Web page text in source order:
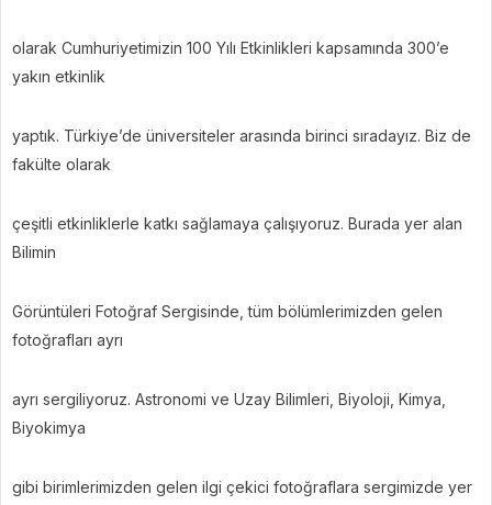
olarak Cumhuriyetimizin 100 Yılı Etkinlikleri kapsamında 300’e
yakın etkinlik
yaptık. Türkiye’de üniversiteler arasında birinci sıradayız. Biz de
fakülte olarak
çeşitli etkinliklerle katkı sağlamaya çalışıyoruz. Burada yer alan
Bilimin
Görüntüleri Fotoğraf Sergisinde, tüm bölümlerimizden gelen
fotoğrafları ayrı
ayrı sergiliyoruz. Astronomi ve Uzay Bilimleri, Biyoloji, Kimya,
Biyokimya
gibi birimlerimizden gelen ilgi çekici fotoğraflara sergimizde yer